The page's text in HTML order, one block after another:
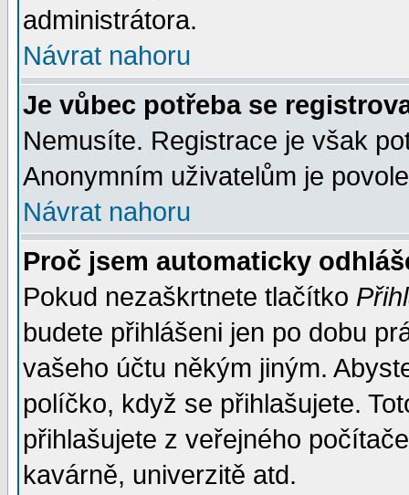
administrátora.
Návrat nahoru
Je vůbec potřeba se
Nemusíte. Registrace je však
Anonymním uživatelům je
Návrat nahoru
Proč jsem automaticky
Pokud nezaškrtnete tlačítko
budete přihlášeni jen po dobu
vašeho účtu někým jiným.
políčko, když se přihlašujete.
přihlašujete z veřejného
kavárně, univerzitě atd.